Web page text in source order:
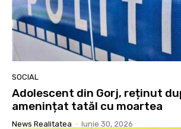
SOCIAL
Adolescent din Gorj, reținut
amenințat tatăl cu moartea
News Realitatea - Iunie 30, 2026